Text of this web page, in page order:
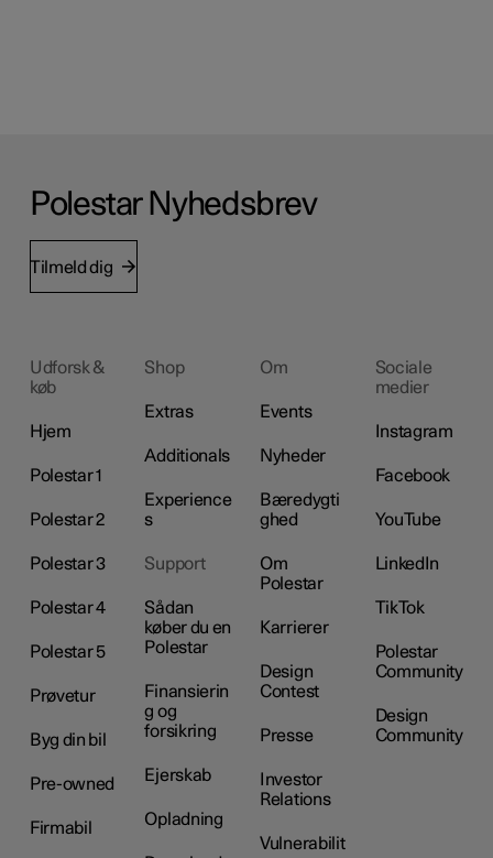
Polestar Nyhedsbrev
Tilmeld dig
Udforsk &
køb
Hjem
Polestar 1
Polestar 2
Polestar 3
Polestar 4
Polestar 5
Prøvetur
Byg din bil
Pre-owned
Firmabil
Shop
Extras
Additionals
Experience
s
Support
Sådan
køber du en
Polestar
Finansierin
g og
forsikring
Ejerskab
Opladning
Om
Events
Nyheder
Bæredygti
ghed
Om
Polestar
Karrierer
Design
Contest
Presse
Investor
Relations
Vulnerabilit
Sociale
medier
Instagram
Facebook
YouTube
LinkedIn
TikTok
Polestar
Community
Design
Community